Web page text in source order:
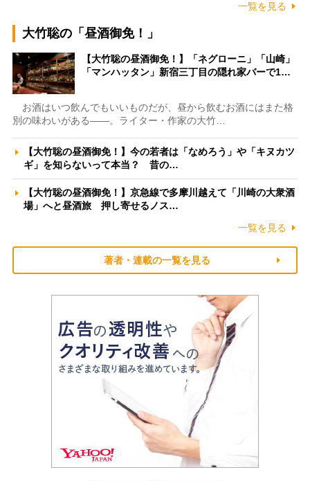
一覧を見る
大竹聡の「昼酒御免！」
【大竹聡の昼酒御免！】「ネグローニ」「山崎」
「マンハッタン」新宿三丁目の隠れ家バーで1…
お酒はいつ飲んでもいいものだが、昼から飲むお酒にはまた格
別の味わいがある――。ライター・作家の大竹…
【大竹聡の昼酒御免！】今の若者は「なめろう」や「キヌカツ
ギ」を知らないって本当？ 昔の…
【大竹聡の昼酒御免！】京急線で多摩川越えて「川崎の大衆酒
場」へと昼酒旅 押し寄せるノス…
一覧を見る
著者・連載の一覧を見る